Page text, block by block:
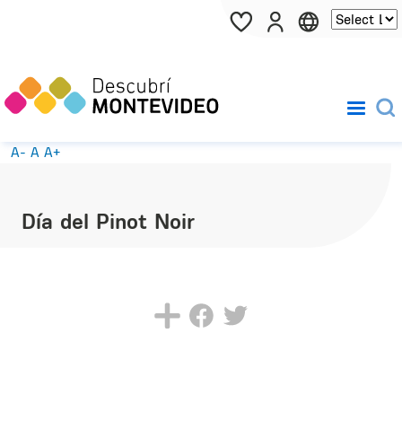
Pasar al contenido principal
A- A A+
Día del Pinot Noir